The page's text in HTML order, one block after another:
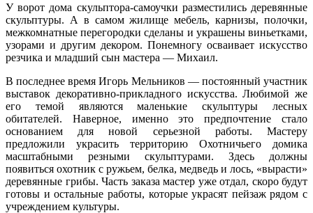
У ворот дома скульптора-самоучки разместились деревянные
скульптуры. А в самом жилище мебель, карнизы, полочки,
межкомнатные перегородки сделаны и украшены виньетками,
узорами и другим декором. Понемногу осваивает искусство
резчика и младший сын мастера — Михаил.
В последнее время Игорь Мельников — постоянный участник
выставок декоративно-прикладного искусства. Любимой же
его темой являются маленькие скульптуры лесных
обитателей. Наверное, именно это предпочтение стало
основанием для новой серьезной работы. Мастеру
предложили украсить территорию Охотничьего домика
масштабными резными скульптурами. Здесь должны
появиться охотник с ружьем, белка, медведь и лось, «вырасти»
деревянные грибы. Часть заказа мастер уже отдал, скоро будут
готовы и остальные работы, которые украсят пейзаж рядом с
учреждением культуры.